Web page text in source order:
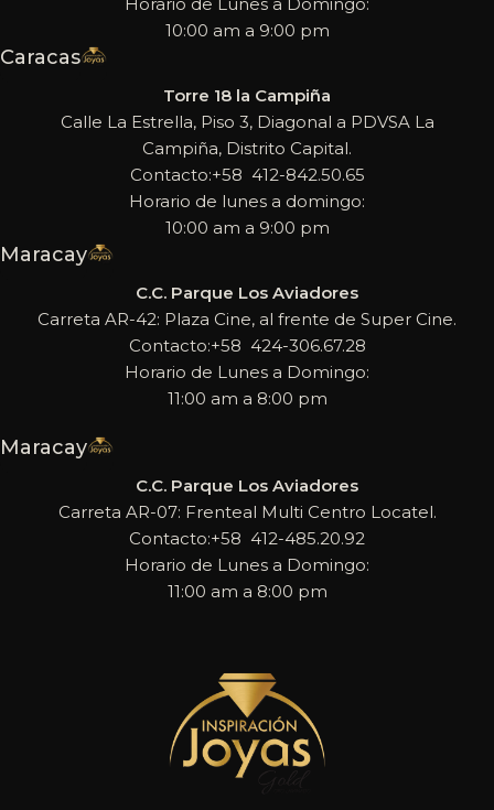
10:00 am a 9:00 pm
Caracas
Torre 18 la Campiña
Calle La Estrella, Piso 3, Diagonal a PDVSA La
Campiña, Distrito Capital.
Contacto:+58 412-842.50.65
Horario de lunes a domingo:
10:00 am a 9:00 pm
Maracay
C.C. Parque Los Aviadores
Carreta AR-42: Plaza Cine, al frente de Super Cine.
Contacto:+58 424-306.67.28
Horario de Lunes a Domingo:
11:00 am a 8:00 pm
Maracay
C.C. Parque Los Aviadores
Carreta AR-07: Frenteal Multi Centro Locatel.
Contacto:+58 412-485.20.92
Horario de Lunes a Domingo:
11:00 am a 8:00 pm